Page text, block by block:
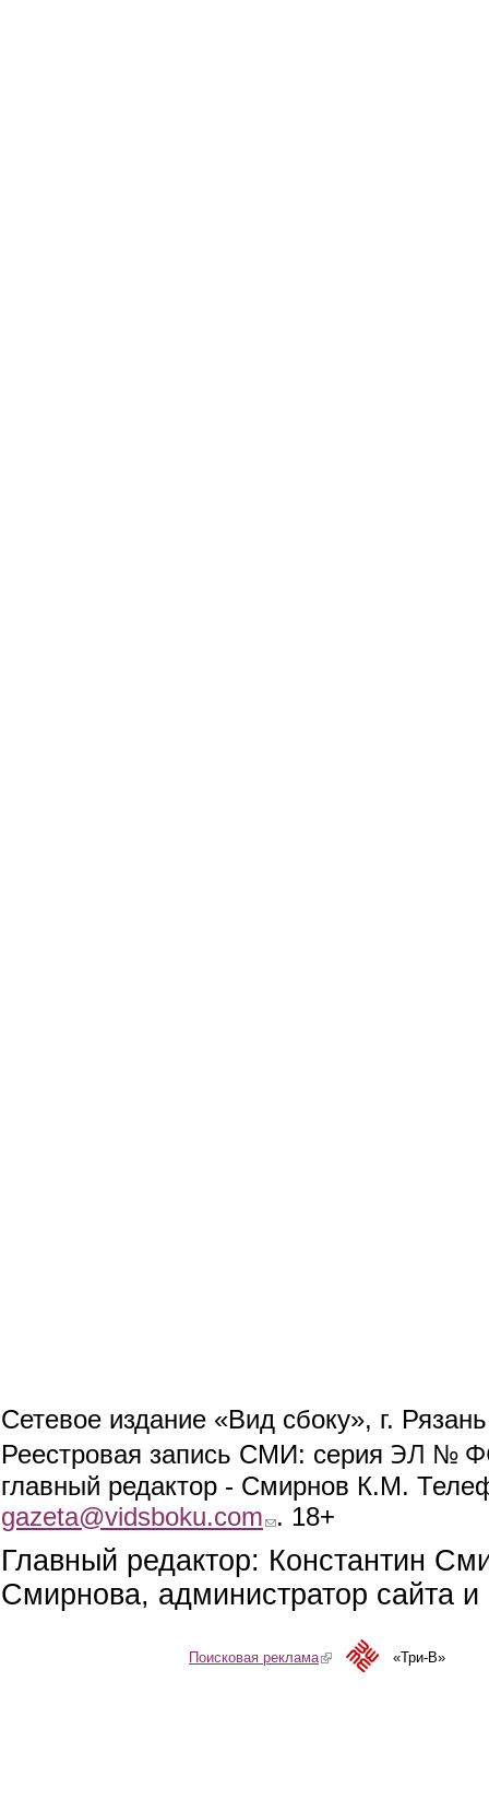
Сетевое издание «Вид сбоку», г.
Реестровая запись СМИ: серия ЭЛ №
главный редактор - Смирнов К.М.
gazeta@vidsboku.com (link sends e-mail)
. 18+
Главный редактор: Константин
Смирнова, администратор сайта
Поисковая реклама(link is external)«Три-В»